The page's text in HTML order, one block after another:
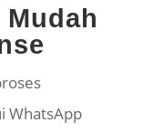
WhatsApp